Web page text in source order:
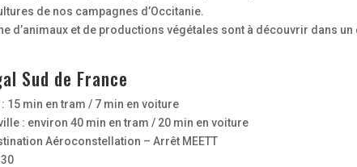
de nos campagnes d’Occitanie.
d’animaux et de productions végétales sont à découvrir dans un
Sud de France
15 min en tram / 7 min en voiture
: environ 40 min en tram / 20 min en voiture
Aéroconstellation – Arrêt MEETT